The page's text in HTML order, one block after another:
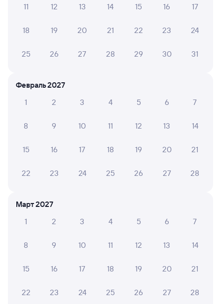
А ещё здесь можно найти
Обратные билеты из Возрождения в Заинск
Отели
11 12 13 14 15 16 17
18 19 20 21 22 23 24
25 26 27 28 29 30 31
Февраль 2027
1
2 3 4 5 6 7
8 9 10 11 12 13 14
15 16 17 18 19 20 21
22 23 24 25 26 27 28
Март 2027
1
2 3 4 5 6 7
8 9 10 11 12 13 14
15 16 17 18 19 20 21
22 23 24 25 26 27 28